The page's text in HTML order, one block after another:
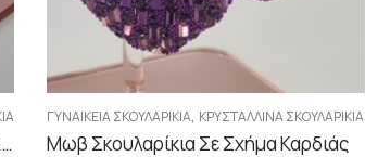
Κρυστάλλινα Σκουλαρίκια Με Μωβ Κρύσταλλα
ΓΥΝΑΙΚΕΊΑ ΣΚΟΥΛΑΡΊΚΙΑ, ΚΡΥΣΤΆΛΛΙΝΑ ΣΚΟΥΛΑΡΊΚΙΑ
Μωβ Σκουλαρίκια Σε Σχήμα Καρδιάς